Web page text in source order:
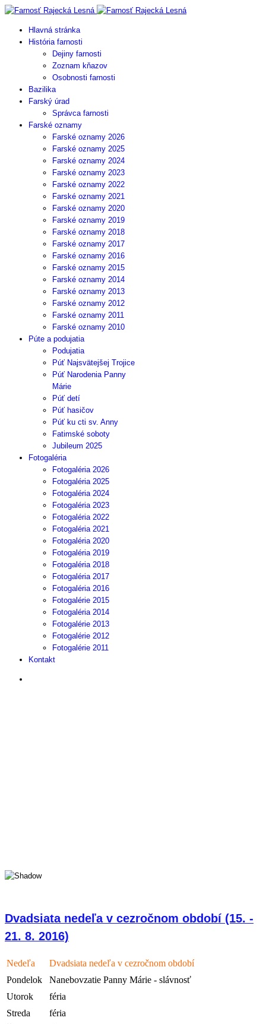
Hlavná stránka
História farnosti
Dejiny farnosti
Zoznam kňazov
Osobnosti farnosti
Bazilika
Farský úrad
Správca farnosti
Farské oznamy
Farské oznamy 2026
Farské oznamy 2025
Farské oznamy 2024
Farské oznamy 2023
Farské oznamy 2022
Farské oznamy 2021
Farské oznamy 2020
Farské oznamy 2019
Farské oznamy 2018
Farské oznamy 2017
Farské oznamy 2016
Farské oznamy 2015
Farské oznamy 2014
Farské oznamy 2013
Farské oznamy 2012
Farské oznamy 2011
Farské oznamy 2010
Púte a podujatia
Podujatia
Púť Najsvätejšej Trojice
Púť Narodenia Panny
Márie
Púť detí
Púť hasičov
Púť ku cti sv. Anny
Fatimské soboty
Jubileum 2025
Fotogaléria
Fotogaléria 2026
Fotogaléria 2025
Fotogaléria 2024
Fotogaléria 2023
Fotogaléria 2022
Fotogaléria 2021
Fotogaléria 2020
Fotogaléria 2019
Fotogaléria 2018
Fotogaléria 2017
Fotogaléria 2016
Fotogalérie 2015
Fotogaléria 2014
Fotogalérie 2013
Fotogalérie 2012
Fotogalérie 2011
Kontakt
Dvadsiata nedeľa v cezročnom období (15. -
21. 8. 2016)
Nedeľa
Dvadsiata nedeľa v cezročnom období
Pondelok
Nanebovzatie Panny Márie - slávnosť
Utorok
féria
Streda
féria